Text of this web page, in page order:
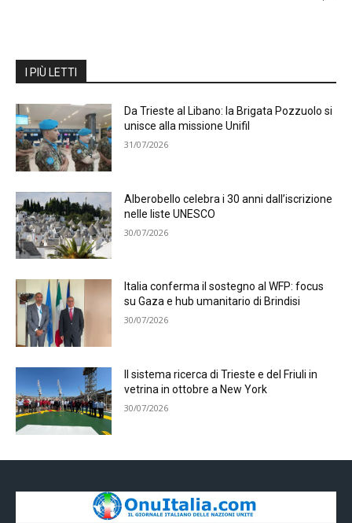
I PIÙ LETTI
Da Trieste al Libano: la Brigata Pozzuolo si
unisce alla missione Unifil
31/07/2026
Alberobello celebra i 30 anni dall’iscrizione
nelle liste UNESCO
30/07/2026
Italia conferma il sostegno al WFP: focus
su Gaza e hub umanitario di Brindisi
30/07/2026
Il sistema ricerca di Trieste e del Friuli in
vetrina in ottobre a New York
30/07/2026